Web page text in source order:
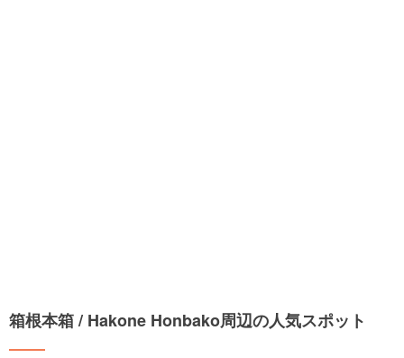
箱根本箱 / Hakone Honbako周辺の人気スポット